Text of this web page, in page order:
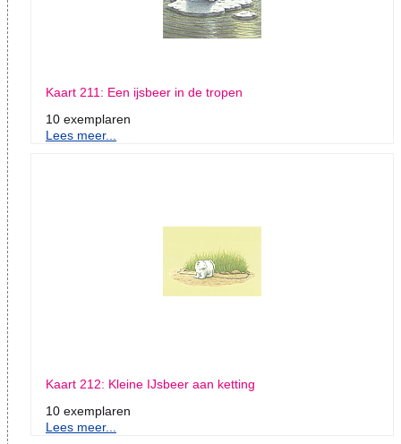
Kaart 211: Een ijsbeer in de tropen
10 exemplaren
Lees meer...
Kaart 212: Kleine IJsbeer aan ketting
10 exemplaren
Lees meer...